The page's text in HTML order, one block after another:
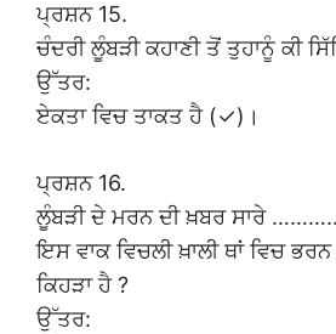
ਪ੍ਰਸ਼ਨ 15.
ਚੰਦਰੀ ਲੂੰਬੜੀ ਕਹਾਣੀ ਤੋਂ ਤੁਹਾਨੂੰ ਕੀ
ਉੱਤਰ:
ਏਕਤਾ ਵਿਚ ਤਾਕਤ ਹੈ (✓)।
ਪ੍ਰਸ਼ਨ 16.
ਲੂੰਬੜੀ ਦੇ ਮਰਨ ਦੀ ਖ਼ਬਰ ਸਾਰੇ
ਇਸ ਵਾਕ ਵਿਚਲੀ ਖ਼ਾਲੀ ਥਾਂ ਵਿਚ
ਕਿਹੜਾ ਹੈ ?
ਉੱਤਰ: